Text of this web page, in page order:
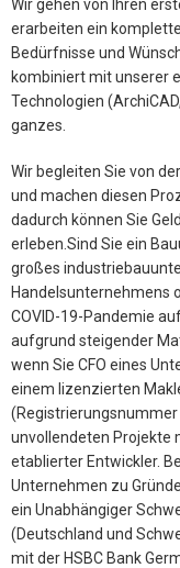
Wir gehen von Ihren
erarbeiten ein
Bedürfnisse und
kombiniert mit unserer
Technologien
ganzes.
Wir begleiten Sie von
und machen diesen
dadurch können Sie
erleben.Sind Sie ein
großes
Handelsunternehmens
COVID-19-Pandemie
aufgrund steigender
wenn Sie CFO eines
einem lizenzierten
(Registrierungsnummer
unvollendeten Projekte
etablierter Entwickler.
Unternehmen zu
ein Unabhängiger
(Deutschland und
mit der HSBC Bank